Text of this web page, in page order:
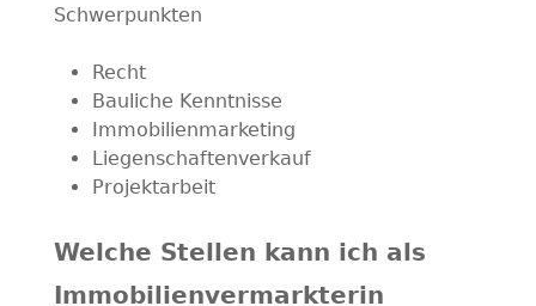
Schwerpunkten
Recht
Bauliche Kenntnisse
Immobilienmarketing
Liegenschaftenverkauf
Projektarbeit
Welche Stellen kann ich als
Immobilienvermarkterin